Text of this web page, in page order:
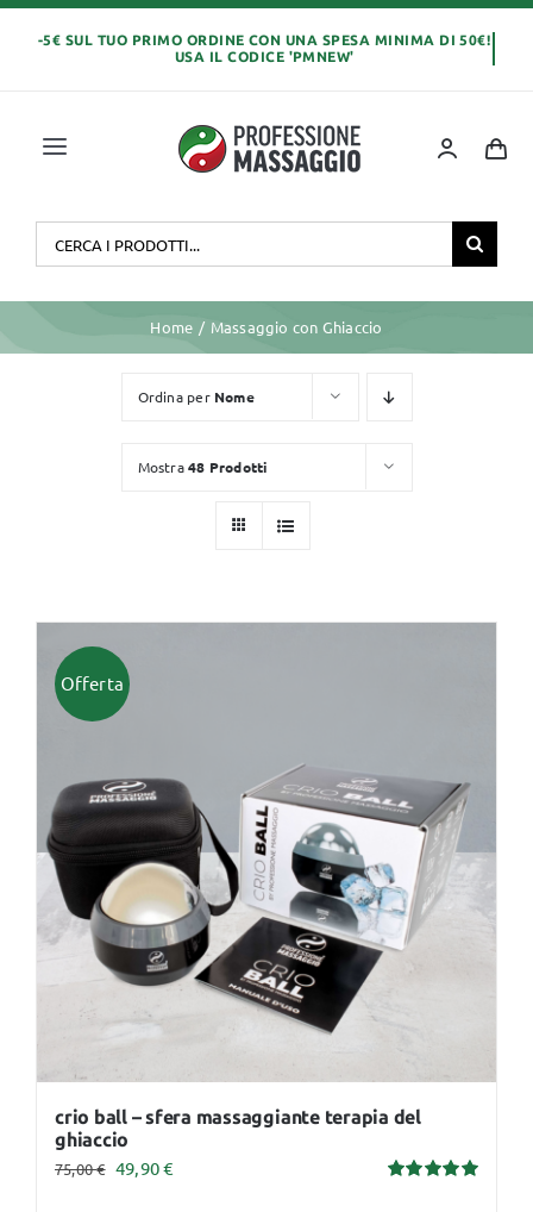
Salta
Toggle
Categorie
Cerca
per:
Home Massaggio con Ghiaccio
Ordina per Nome
Mostra48 Prodotti
Offerta
crio ball – sfera massaggiante terapia del
ghiaccio
75,00€ Il
49,90€Il